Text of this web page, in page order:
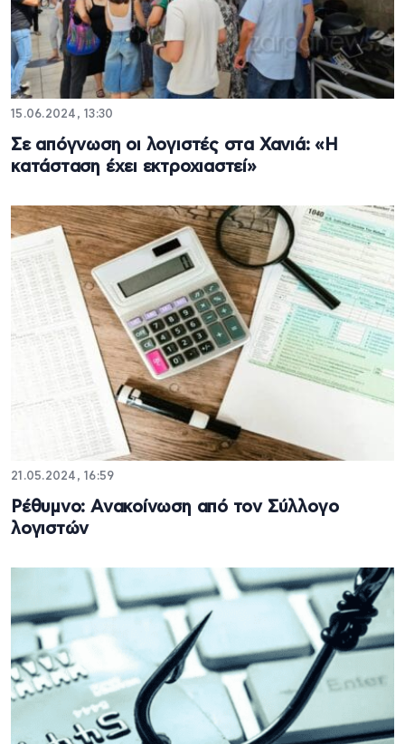
15.06.2024, 13:30
Σε απόγνωση οι λογιστές στα Χανιά: «Η
κατάσταση έχει εκτροχιαστεί»
21.05.2024, 16:59
Ρέθυμνο: Ανακοίνωση από τον Σύλλογο
λογιστών